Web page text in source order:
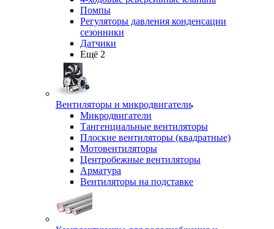
Помпы
Регуляторы давления конденсации
сезонники
Датчики
Ещё 2
Вентиляторы и микродвигатели
Микродвигатели
Тангенциальные вентиляторы
Плоские вентиляторы (квадратные)
Мотовентиляторы
Центробежные вентиляторы
Арматура
Вентиляторы на подставке